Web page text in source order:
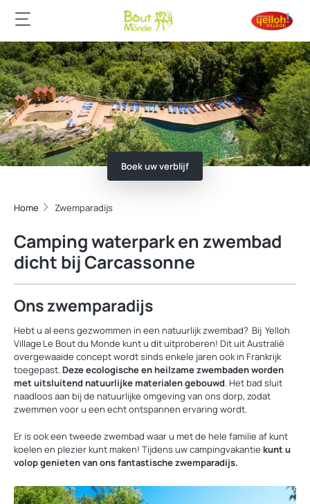
Boek uw verblijf
Home Zwemparadijs
Camping waterpark en zwembad
dicht bij Carcassonne
Ons zwemparadijs
Hebt u al eens gezwommen in een natuurlijk zwembad? Bij Yelloh
Village Le Bout du Monde kunt u dit uitproberen! Dit uit Australië
overgewaaide concept wordt sinds enkele jaren ook in Frankrijk
toegepast. Deze ecologische en heilzame zwembaden worden
met uitsluitend natuurlijke materialen gebouwd. Het bad sluit
naadloos aan bij de natuurlijke omgeving van ons dorp, zodat
zwemmen voor u een echt ontspannen ervaring wordt.
Er is ook een tweede zwembad waar u met de hele familie af kunt
koelen en plezier kunt maken! Tijdens uw campingvakantie kunt u
volop genieten van ons fantastische zwemparadijs.